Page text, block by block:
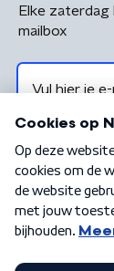
Elke
mailbox
Algemene